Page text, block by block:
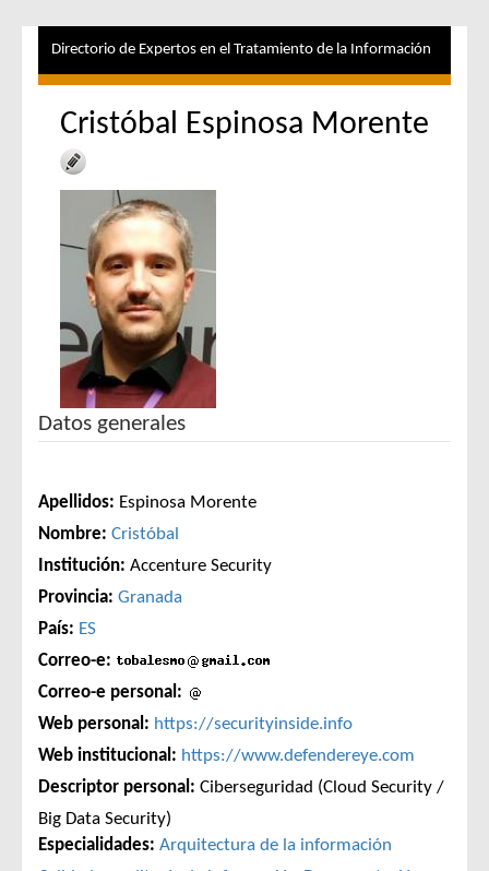
Directorio de Expertos en el Tratamiento de la Información
Cristóbal Espinosa Morente
Datos generales
Apellidos: Espinosa Morente
Nombre: Cristóbal
Institución: Accenture Security
Provincia: Granada
País: ES
Correo-e:
Correo-e personal:
Web personal: https://securityinside.info
Web institucional: https://www.defendereye.com
Descriptor personal: Ciberseguridad (Cloud Security /
Big Data Security)
Especialidades: Arquitectura de la información